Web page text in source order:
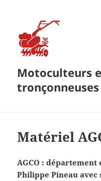
Motoculteurs
tronçonneuses
Matériel
AGCO : département
Philippe Pineau avec